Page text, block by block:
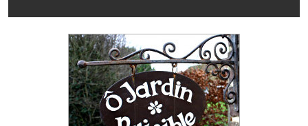
Bibliothèque
Commerçants, artisans
Commerces et professions libérales